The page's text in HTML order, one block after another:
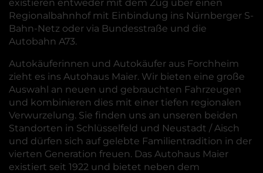
existieren entweder mit dem Zug über einen
Regionalbahnhof mit Einbindung ins Nürnberger S-
Bahn-Netz oder via Bundesstraße und die
Autobahn A73.
Autokäuferinnen und Autokäufer aus Forchheim
zieht es ins Autohaus Maier. Wir bieten eine große
Auswahl an neuen und gebrauchten Fahrzeugen
und kombinieren dies mit einer tiefen regionalen
Verwurzelung. Sie finden uns an unseren beiden
Standorten in Schlüsselfeld und Neustadt / Aisch
und dürfen sich auf gelebte Familientradition in der
vierten Generation freuen. Das Autohaus Maier
existiert seit 1922 und bietet neben dem